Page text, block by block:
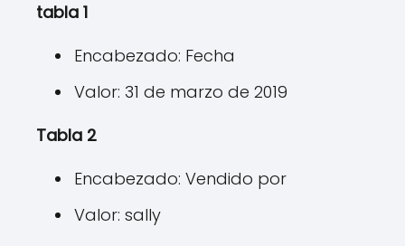
tabla 1
Encabezado: Fecha
Valor: 31 de marzo de 2019
Tabla 2
Encabezado: Vendido por
Valor: sally